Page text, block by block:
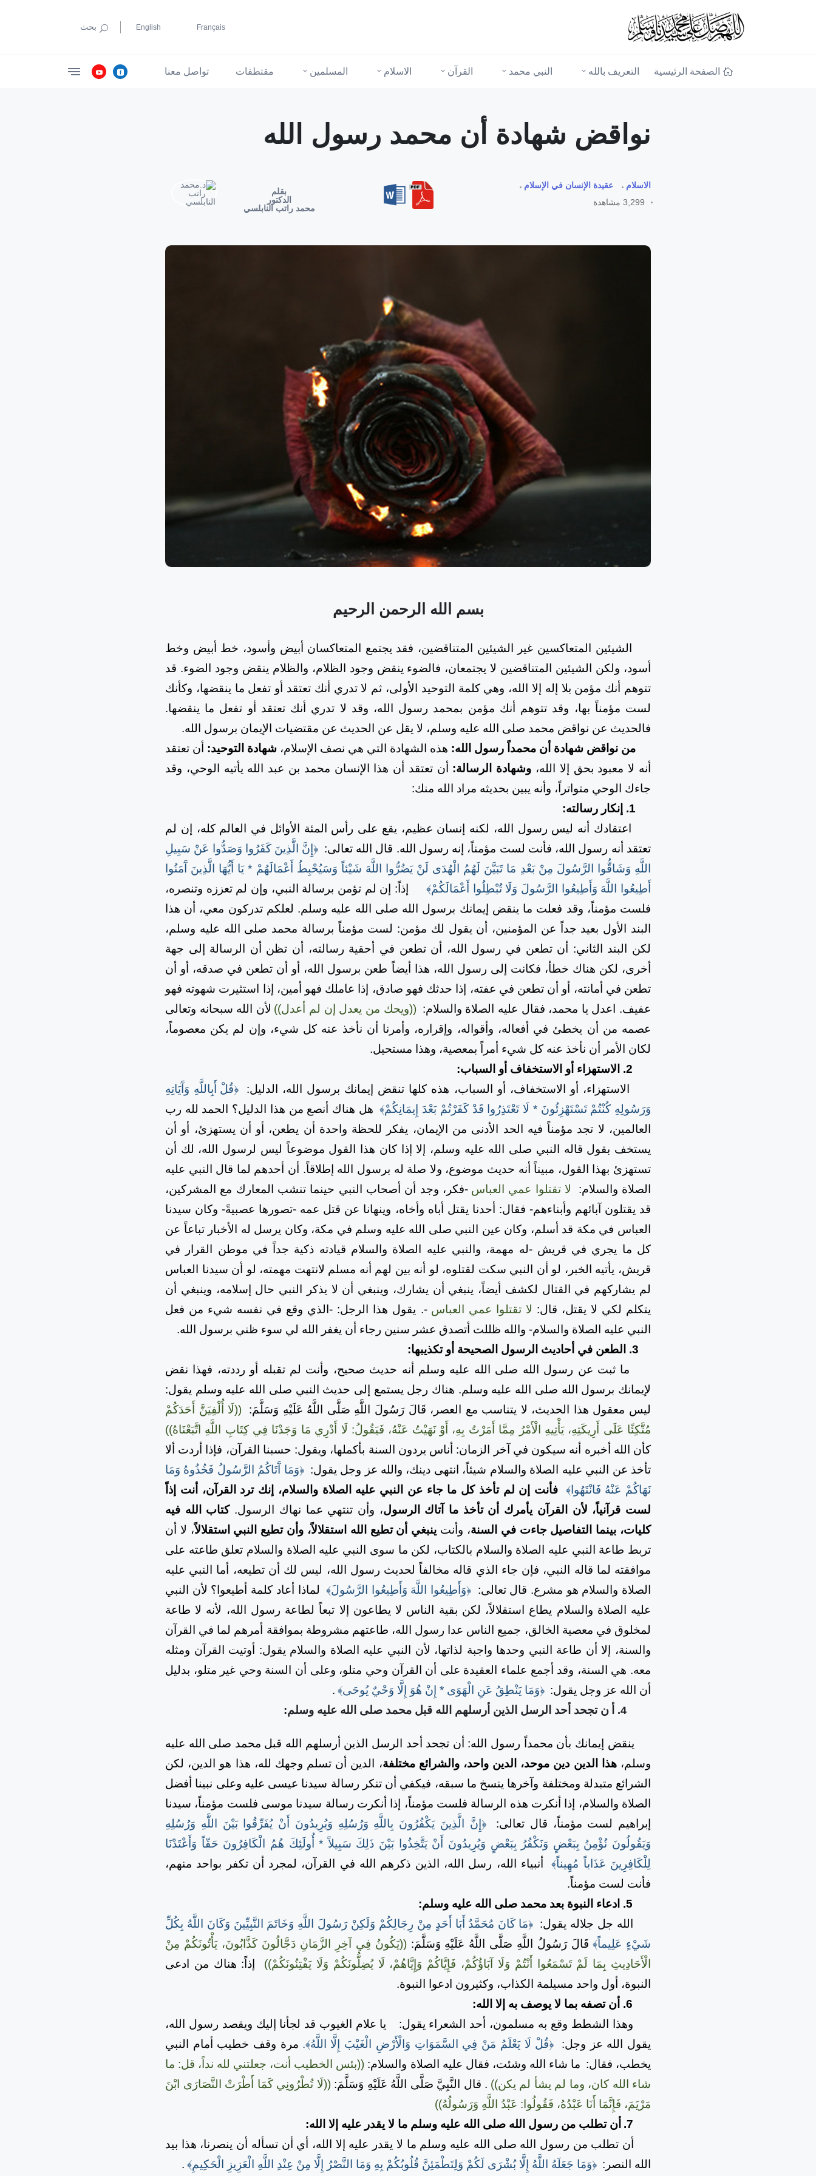
English Français بحث
الصفحة الرئيسية التعريف بالله النبي محمد القرآن الاسلام المسلمين مقتطفات تواصل معنا
نواقض شهادة أن محمد رسول الله
الاسلام
عقيدة الإنسان في الإسلام
3,299 مشاهدة
بقلم
الدكتور
محمد راتب النابلسي
بسم الله الرحمن الرحيم
الشيئين المتعاكسين غير الشيئين المتناقضين، فقد يجتمع المتعاكسان أبيض وأسود، خط أبيض وخط
أسود، ولكن الشيئين المتناقضين لا يجتمعان، فالضوء ينقض وجود الظلام، والظلام ينقض وجود الضوء. قد
تتوهم أنك مؤمن بلا إله إلا الله، وهي كلمة التوحيد الأولى، ثم لا تدري أنك تعتقد أو تفعل ما ينقضها، وكأنك
لست مؤمناً بها، وقد تتوهم أنك مؤمن بمحمد رسول الله، وقد لا تدري أنك تعتقد أو تفعل ما ينقضها.
فالحديث عن نواقض محمد صلى الله عليه وسلم، لا يقل عن الحديث عن مقتضيات الإيمان برسول الله.
من نواقض شهادة أن محمداً رسول الله: هذه الشهادة التي هي نصف الإسلام، شهادة التوحيد: أن تعتقد
أنه لا معبود بحق إلا الله، وشهادة الرسالة: أن تعتقد أن هذا الإنسان محمد بن عبد الله يأتيه الوحي، وقد
جاءك الوحي متواتراً، وأنه يبين بحديثه مراد الله منك:
إنكار رسالته:
اعتقادك أنه ليس رسول الله، لكنه إنسان عظيم، يقع على رأس المئة الأوائل في العالم كله، إن لم
تعتقد أنه رسول الله، فأنت لست مؤمناً، إنه رسول الله. قال الله تعالى: ﴿إِنَّ الَّذِينَ كَفَرُوا وَصَدُّوا عَنْ سَبِيلِ
اللَّهِ وَشَاقُّوا الرَّسُولَ مِنْ بَعْدِ مَا تَبَيَّنَ لَهُمُ الْهُدَى لَنْ يَضُرُّوا اللَّهَ شَيْئاً وَسَيُحْبِطُ أَعْمَالَهُمْ * يَا أَيُّهَا الَّذِينَ آَمَنُوا
أَطِيعُوا اللَّهَ وَأَطِيعُوا الرَّسُولَ وَلَا تُبْطِلُوا أَعْمَالَكُمْ﴾
إذاً: إن لم تؤمن برسالة النبي، وإن لم تعززه وتنصره،
فلست مؤمناً، وقد فعلت ما ينقض إيمانك برسول الله صلى الله عليه وسلم. لعلكم تدركون معي، أن هذا
البند الأول بعيد جداً عن المؤمنين، أن يقول لك مؤمن: لست مؤمناً برسالة محمد صلى الله عليه وسلم،
لكن البند الثاني: أن تطعن في رسول الله، أن تطعن في أحقية رسالته، أن تظن أن الرسالة إلى جهة
أخرى، لكن هناك خطأ، فكانت إلى رسول الله، هذا أيضاً طعن برسول الله، أو أن تطعن في صدقه، أو أن
تطعن في أمانته، أو أن تطعن في عفته، إذا حدثك فهو صادق، إذا عاملك فهو أمين، إذا استثيرت شهوته فهو
عفيف. اعدل يا محمد، فقال عليه الصلاة والسلام: ((ويحك من يعدل إن لم أعدل)) لأن الله سبحانه وتعالى
عصمه من أن يخطئ في أفعاله، وأقواله، وإقراره، وأمرنا أن نأخذ عنه كل شيء، وإن لم يكن معصوماً،
لكان الأمر أن نأخذ عنه كل شيء أمراً بمعصية، وهذا مستحيل.
الاستهزاء، أو الاستخفاف، أو السباب، هذه كلها تنقض إيمانك برسول الله، الدليل:
﴿قُلْ أَبِاللَّهِ وَآَيَاتِهِ
وَرَسُولِهِ كُنْتُمْ تَسْتَهْزِئُونَ * لَا تَعْتَذِرُوا قَدْ كَفَرْتُمْ بَعْدَ إِيمَانِكُمْ﴾ هل هناك أنصع من هذا الدليل؟ الحمد لله رب
العالمين، لا تجد مؤمناً فيه الحد الأدنى من الإيمان، يفكر للحظة واحدة أن يطعن، أو أن يستهزئ، أو أن
يستخف بقول قاله النبي صلى الله عليه وسلم، إلا إذا كان هذا القول موضوعاً ليس لرسول الله، لك أن
تستهزئ بهذا القول، مبيناً أنه حديث موضوع، ولا صلة له برسول الله إطلاقاً. أن أحدهم لما قال النبي عليه
الصلاة والسلام:
لا تقتلوا عمي العباس -فكر، وجد أن أصحاب النبي حينما تنشب المعارك مع المشركين،
قد يقتلون آبائهم وأبناءهم- فقال: أحدنا يقتل أباه وأخاه، وينهانا عن قتل عمه -تصورها عصبيةً- وكان سيدنا
العباس في مكة قد أسلم، وكان عين النبي صلى الله عليه وسلم في مكة، وكان يرسل له الأخبار تباعاً عن
كل ما يجري في قريش -له مهمة، والنبي عليه الصلاة والسلام قيادته ذكية جداً في موطن القرار في
قريش، يأتيه الخبر، لو أن النبي سكت لقتلوه، لو أنه بين لهم أنه مسلم لانتهت مهمته، لو أن سيدنا العباس
لم يشاركهم في القتال لكشف أيضاً، ينبغي أن يشارك، وينبغي أن لا يذكر النبي حال إسلامه، وينبغي أن
يتكلم لكي لا يقتل، قال: لا تقتلوا عمي العباس -. يقول هذا الرجل: -الذي وقع في نفسه شيء من فعل
النبي عليه الصلاة والسلام- والله ظللت أتصدق عشر سنين رجاء أن يغفر الله لي سوء ظني برسول الله.
ما ثبت عن رسول الله صلى الله عليه وسلم أنه حديث صحيح، وأنت لم تقبله أو رددته، فهذا نقض
لإيمانك برسول الله صلى الله عليه وسلم. هناك رجل يستمع إلى حديث النبي صلى الله عليه وسلم يقول:
ليس معقول هذا الحديث، لا يتناسب مع العصر، قَالَ رَسُولَ اللَّهِ صَلَّى اللَّهُ عَلَيْهِ وَسَلَّمَ:
((لَا أُلْفِيَنَّ أَحَدَكُمْ
مُتَّكِئًا عَلَى أَرِيكَتِهِ، يَأْتِيهِ الْأَمْرُ مِمَّا أَمَرْتُ بِهِ، أَوْ نَهَيْتُ عَنْهُ، فَيَقُولُ: لَا أَدْرِي مَا وَجَدْنَا فِي كِتَابِ اللَّهِ اتَّبَعْنَاهُ))
كأن الله أخبره أنه سيكون في آخر الزمان: أناس يردون السنة بأكملها، ويقول: حسبنا القرآن، فإذا أردت ألا
تأخذ عن النبي عليه الصلاة والسلام شيئاً، انتهى دينك، والله عز وجل يقول: ﴿وَمَا آَتَاكُمُ الرَّسُولُ فَخُذُوهُ وَمَا
نَهَاكُمْ عَنْهُ فَانْتَهُوا﴾
فأنت إن لم تأخذ كل ما جاء عن النبي عليه الصلاة والسلام، إنك ترد القرآن، أنت إذاً
لست قرآنياً، لأن القرآن يأمرك أن تأخذ ما آتاك الرسول، وأن تنتهي عما نهاك الرسول.كتاب الله فيه
كليات، بينما التفاصيل جاءت في السنة، وأنت ينبغي أن تطيع الله استقلالاً، وأن تطيع النبي استقلالاً، لا أن
تربط طاعة النبي عليه الصلاة والسلام بالكتاب، لكن ما سوى النبي عليه الصلاة والسلام تعلق طاعته على
موافقته لما قاله النبي، فإن جاء الذي قاله مخالفاً لحديث رسول الله، ليس لك أن تطيعه، أما النبي عليه
الصلاة والسلام هو مشرع. قال تعالى: ﴿وَأَطِيعُوا اللَّهَ وَأَطِيعُوا الرَّسُولَ﴾ لماذا أعاد كلمة أطيعوا؟ لأن النبي
عليه الصلاة والسلام يطاع استقلالاً، لكن بقية الناس لا يطاعون إلا تبعاً لطاعة رسول الله، لأنه لا طاعة
لمخلوق في معصية الخالق، جميع الناس عدا رسول الله، طاعتهم مشروطة بموافقة أمرهم لما في القرآن
والسنة، إلا أن طاعة النبي وحدها واجبة لذاتها، لأن النبي عليه الصلاة والسلام يقول: أوتيت القرآن ومثله
معه. هي السنة، وقد أجمع علماء العقيدة على أن القرآن وحي متلو، وعلى أن السنة وحي غير متلو، بدليل
أن الله عز وجل يقول: ﴿وَمَا يَنْطِقُ عَنِ الْهَوَى * إِنْ هُوَ إِلَّا وَحْيٌ يُوحَى﴾ .
ن تجحد أحد الرسل الذين أرسلهم الله قبل محمد صلى الله عليه وسلم:
ينقض إيمانك بأن محمداً رسول الله: أن تجحد أحد الرسل الذين أرسلهم الله قبل محمد صلى الله عليه
وسلم،هذا الدين دين موحد، الدين واحد، والشرائع مختلفة، الدين أن تسلم وجهك لله، هذا هو الدين، لكن
الشرائع متبدلة ومختلفة وآخرها ينسخ ما سبقه، فيكفي أن تنكر رسالة سيدنا عيسى عليه وعلى نبينا أفضل
الصلاة والسلام، إذا أنكرت هذه الرسالة فلست مؤمناً، إذا أنكرت رسالة سيدنا موسى فلست مؤمناً، سيدنا
إبراهيم لست مؤمناً، قال تعالى:
﴿إِنَّ الَّذِينَ يَكْفُرُونَ بِاللَّهِ وَرُسُلِهِ وَيُرِيدُونَ أَنْ يُفَرِّقُوا بَيْنَ اللَّهِ وَرُسُلِهِ
وَيَقُولُونَ نُؤْمِنُ بِبَعْضٍ وَنَكْفُرُ بِبَعْضٍ وَيُرِيدُونَ أَنْ يَتَّخِذُوا بَيْنَ ذَلِكَ سَبِيلاً * أُولَئِكَ هُمُ الْكَافِرُونَ حَقّاً وَأَعْتَدْنَا
لِلْكَافِرِينَ عَذَاباً مُهِيناً﴾
أنبياء الله، رسل الله، الذين ذكرهم الله في القرآن، لمجرد أن تكفر بواحد منهم،
فأنت لست مؤمناً.
ادعاء النبوة بعد محمد صلى الله عليه وسلم:
الله جل جلاله يقول: ﴿مَا كَانَ مُحَمَّدٌ أَبَا أَحَدٍ مِنْ رِجَالِكُمْ وَلَكِنْ رَسُولَ اللَّهِ وَخَاتَمَ النَّبِيِّينَ وَكَانَ اللَّهُ بِكُلِّ
شَيْءٍ عَلِيماً﴾ قَالَ رَسُولُ اللَّهِ صَلَّى اللَّهُ عَلَيْهِ وَسَلَّمَ:((يَكُونُ فِي آخِرِ الزَّمَانِ دَجَّالُونَ كَذَّابُونَ، يَأْتُونَكُمْ مِنْ
الْأَحَادِيثِ بِمَا لَمْ تَسْمَعُوا أَنْتُمْ وَلَا آبَاؤُكُمْ، فَإِيَّاكُمْ وَإِيَّاهُمْ، لَا يُضِلُّونَكُمْ وَلَا يَفْتِنُونَكُمْ))
إذاً: هناك من ادعى
النبوة، أول واحد مسيلمة الكذاب، وكثيرون ادعوا النبوة.
أن تصفه بما لا يوصف به إلا الله:
وهذا الشطط وقع به مسلمون، أحد الشعراء يقول:
يا علام الغيوب قد لجأنا إليك ويقصد رسول الله،
يقول الله عز وجل:
﴿قُلْ لَا يَعْلَمُ مَنْ فِي السَّمَوَاتِ وَالْأَرْضِ الْغَيْبَ إِلَّا اللَّهُ﴾. مرة وقف خطيب أمام النبي
يخطب، فقال: ما شاء الله وشئت، فقال عليه الصلاة والسلام: ((بئس الخطيب أنت، جعلتني لله نداً، قل: ما
شاء الله كان، وما لم يشأ لم يكن)) . قال النَّبِيَّ صَلَّى اللَّهُ عَلَيْهِ وَسَلَّمَ:((لَا تُطْرُونِي كَمَا أَطْرَتْ النَّصَارَى ابْنَ
مَرْيَمَ، فَإِنَّمَا أَنَا عَبْدُهُ، فَقُولُوا: عَبْدُ اللَّهِ وَرَسُولُهُ))
7.
أن تطلب من رسول الله صلى الله عليه وسلم ما لا يقدر عليه إلا الله:
أن تطلب من رسول الله صلى الله عليه وسلم ما لا يقدر عليه إلا الله، أي أن تسأله أن ينصرنا، هذا بيد
الله النصر: ﴿وَمَا جَعَلَهُ اللَّهُ إِلَّا بُشْرَى لَكُمْ وَلِتَطْمَئِنَّ قُلُوبُكُمْ بِهِ وَمَا النَّصْرُ إِلَّا مِنْ عِنْدِ اللَّهِ الْعَزِيزِ الْحَكِيمِ﴾ .